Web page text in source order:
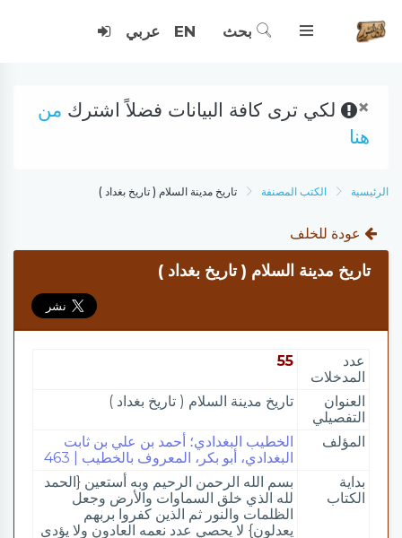
بحث EN عربي
× لكي ترى كافة البيانات فضلاً اشترك من
هنا
الرئيسية الكتب المصنفة تاريخ مدينة السلام ( تاريخ بغداد )
عودة للخلف
تاريخ مدينة السلام ( تاريخ بغداد )
عدد
المدخلات
55
العنوان
التفصيلي
تاريخ مدينة السلام ( تاريخ بغداد )
المؤلف
الخطيب البغدادي؛ أحمد بن علي بن ثابت
البغدادي، أبو بكر، المعروف بالخطيب | 463
بداية
الكتاب
بسم الله الرحمن الرحيم وبه أستعين {الحمد
لله الذي خلق السماوات والأرض وجعل
الظلمات والنور ثم الذين كفروا بربهم
يعدلون} لا يحصي عدد نعمه العادون ولا يؤدى